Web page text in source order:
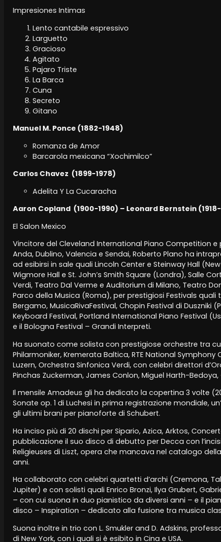
Impresiones Intimas
Lento cantabile espressivo
Larguetto
Gracioso
Agitato
Pajaro Triste
La Barca
Cuna
Secreto
Gitano
Manuel M. Ponce (1882-1948)
Romanza de Amor
Barcarola mexicana “Xochimilco”
Carlos Chavez (1899-1978)
Adelita Y La Cucaracha
Aaron Copland (1900-1990) – Leonard Bernstein
El Salon Mexico
Vincitore del Cleveland International Piano Competition
Anda, Dublino, Valencia e Sendai, Roberto Plano ha
ad esibirsi in sale quali Lincoln Center e Steinway Hall
Wigmore Hall e St. John’s Smith Square (Londra), Salle
Verdi, Teatro Dal Verme e Auditorium di Milano, Teatro
Parco della Musica (Roma), per prestigiosi Festivals quali
Bergamo, MusicaRivaFestival, Chopin Festival di Duszniki
Keyboard Festival, Portland International Piano Festival
e il Bologna Festival – Grandi Interpreti.
Ha suonato come solista con prestigiose orchestre tra
Philarmoniker, Kremerata Baltica, RTE National
Luzern, Orchestra Sinfonica Verdi, con celebri direttori
Pinchas Zuckerman, James Conlon, Miguel Harth-
Il mensile Amadeus gli ha dedicato la copertina 3 volte
Sonate op. 1 di Luchesi in prima registrazione mondiale,
gli ultimi brani per pianoforte di Schubert.
Ha inciso più di 20 dischi per Sipario, Azica, Arktos,
pubblicazione il suo disco di debutto per Decca con
Religieuses di Liszt, opera che mancava nel catalogo
anni.
Ha collaborato con celebri quartetti d’archi (Cremona,
Jupiter) e con solisti quali Enrico Bronzi, Ilya Grubert,
– con cui suona in duo pianistico da diversi anni – e il
disco – Inspiration – dedicato alla fusione tra musica
Suona inoltre in trio con L. Smukler and D. Adskins,
di New York, con i quali si è esibito in Cina e USA.